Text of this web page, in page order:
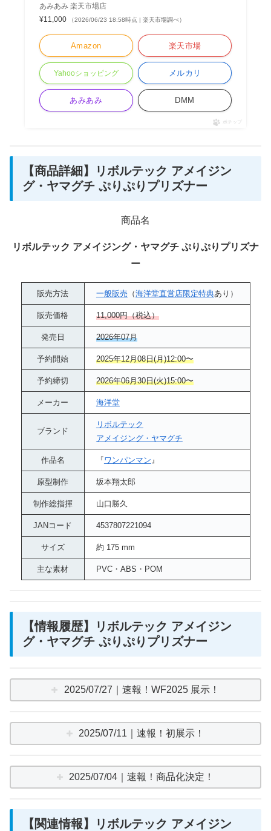
あみあみ 楽天市場店
¥11,000
（2026/06/23 18:58時点 | 楽天市場調べ）
Amazon 楽天市場
Yahooショッピング メルカリ
あみあみ DMM
ポチップ
【商品詳細】リボルテック アメイジン
グ・ヤマグチ ぷりぷりプリズナー
商品名
リボルテック アメイジング・ヤマグチ ぷりぷりプリズナ
ー
販売方法 一般販売 （海洋堂直営店限定特典あり）
販売価格 11,000円（税込）
発売日 2026年07月
予約開始 2025年12月08日(月)12:00〜
予約締切 2026年06月30日(火)15:00〜
メーカー 海洋堂
ブランド
リボルテック
アメイジング・ヤマグチ
作品名 『ワンパンマン 』
原型制作 坂本翔太郎
制作総指揮 山口勝久
JANコード 4537807221094
サイズ 約 175 mm
主な素材 PVC・ABS・POM
【情報履歴】リボルテック アメイジン
グ・ヤマグチ ぷりぷりプリズナー
2025/07/27｜速報！WF2025 展示！
2025/07/11｜速報！初展示！
2025/07/04｜速報！商品化決定！
【関連情報】リボルテック アメイジン